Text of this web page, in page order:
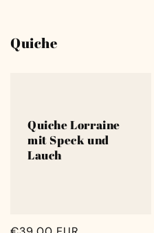
Quiche
Quiche Lorraine
mit Speck und
Lauch